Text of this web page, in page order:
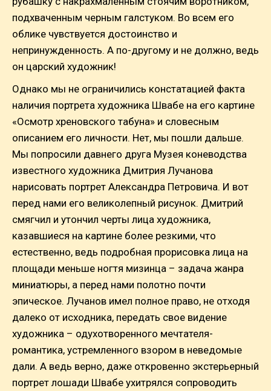
подхваченным черным галстуком. Во всем его
облике чувствуется достоинство и
непринужденность. А по-другому и не должно, ведь
он царский художник!
Однако мы не ограничились констатацией факта
наличия портрета художника Швабе на его картине
«Осмотр хреновского табуна» и словесным
описанием его личности. Нет, мы пошли дальше.
Мы попросили давнего друга Музея коневодства
известного художника Дмитрия Лучанова
нарисовать портрет Александра Петровича. И вот
перед нами его великолепный рисунок. Дмитрий
смягчил и утончил черты лица художника,
казавшиеся на картине более резкими, что
естественно, ведь подробная прорисовка лица на
площади меньше ногтя мизинца – задача жанра
миниатюры, а перед нами полотно почти
эпическое. Лучанов имел полное право, не отходя
далеко от исходника, передать свое видение
художника – одухотворенного мечтателя-
романтика, устремленного взором в неведомые
дали. А ведь верно, даже откровенно экстерьерный
портрет лошади Швабе ухитрялся сопроводить